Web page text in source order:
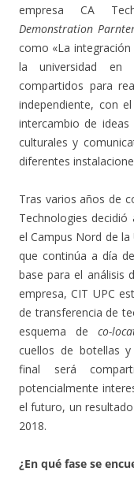
empresa CA
Demonstration
como «La
la universidad en
compartidos para
independiente, con
intercambio de
culturales y
diferentes
Tras varios años de
Technologies
el Campus Nord de
que continúa a día
base para el análisis
empresa, CIT UPC
de transferencia de
esquema de co-
cuellos de botellas
final será
potencialmente
el futuro, un
2018.
¿En qué fase se